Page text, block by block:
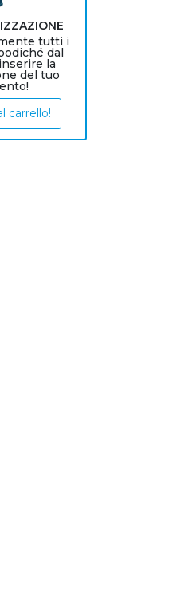
tutti i
dal
la
del tuo
carrello!